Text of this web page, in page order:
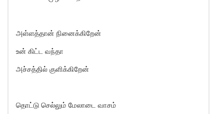
அள்ளத்தான் நினைக்கிறேன்
உன் கிட்ட வந்தா
அச்சத்தில் குளிக்கிறேன்
தொட்டு செல்லும் மேலாடை வாசம்